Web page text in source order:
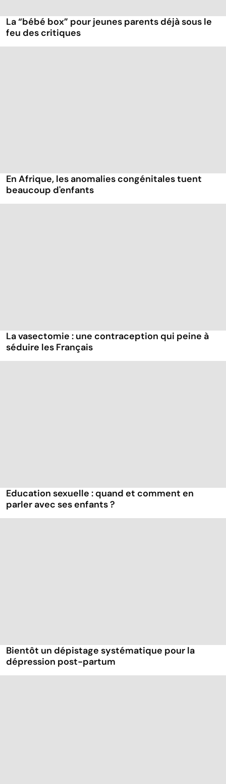
La “bébé box” pour jeunes parents déjà sous le
feu des critiques
En Afrique, les anomalies congénitales tuent
beaucoup d'enfants
La vasectomie : une contraception qui peine à
séduire les Français
Education sexuelle : quand et comment en
parler avec ses enfants ?
Bientôt un dépistage systématique pour la
dépression post-partum